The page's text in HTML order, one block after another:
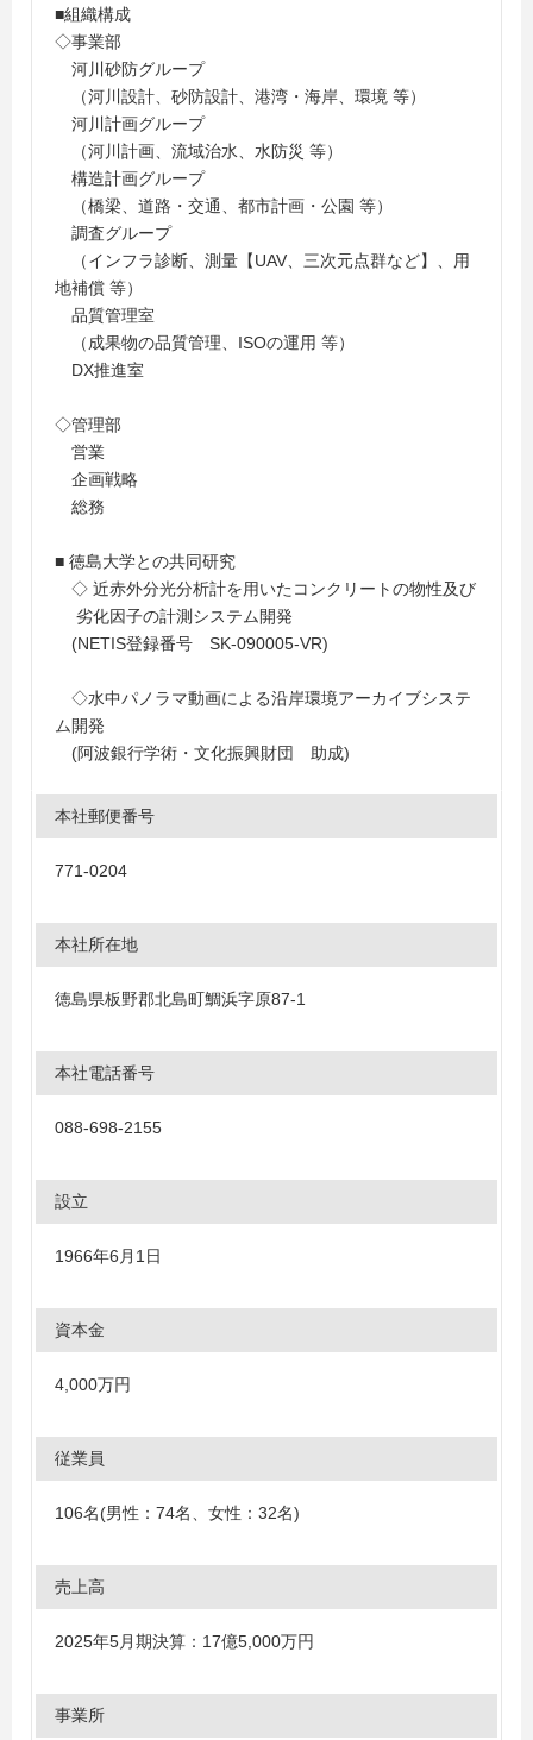
■組織構成
◇事業部
河川砂防グループ
（河川設計、砂防設計、港湾・海岸、環境 等）
河川計画グループ
（河川計画、流域治水、水防災 等）
構造計画グループ
（橋梁、道路・交通、都市計画・公園 等）
調査グループ
（インフラ診断、測量【UAV、三次元点群など】、用
地補償 等）
品質管理室
（成果物の品質管理、ISOの運用 等）
DX推進室
◇管理部
営業
企画戦略
総務
■ 徳島大学との共同研究
◇ 近赤外分光分析計を用いたコンクリートの物性及び
劣化因子の計測システム開発
(NETIS登録番号 SK-090005-VR)
◇水中パノラマ動画による沿岸環境アーカイブシステ
ム開発
(阿波銀行学術・文化振興財団 助成)
本社郵便番号
771-0204
本社所在地
徳島県板野郡北島町鯛浜字原87-1
本社電話番号
088-698-2155
設立
1966年6月1日
資本金
4,000万円
従業員
106名(男性：74名、女性：32名)
売上高
2025年5月期決算：17億5,000万円
事業所